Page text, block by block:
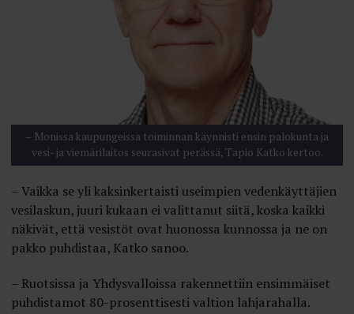
– Monissa kaupungeissa toiminnan käynnisti ensin palokunta ja
vesi- ja viemärilaitos seurasivat perässä, Tapio Katko kertoo.
– Vaikka se yli kaksinkertaisti useimpien vedenkäyttäjien
vesilaskun, juuri kukaan ei valittanut siitä, koska kaikki
näkivät, että vesistöt ovat huonossa kunnossa ja ne on
pakko puhdistaa, Katko sanoo.
– Ruotsissa ja Yhdysvalloissa rakennettiin ensimmäiset
puhdistamot 80-prosenttisesti valtion lahjarahalla.